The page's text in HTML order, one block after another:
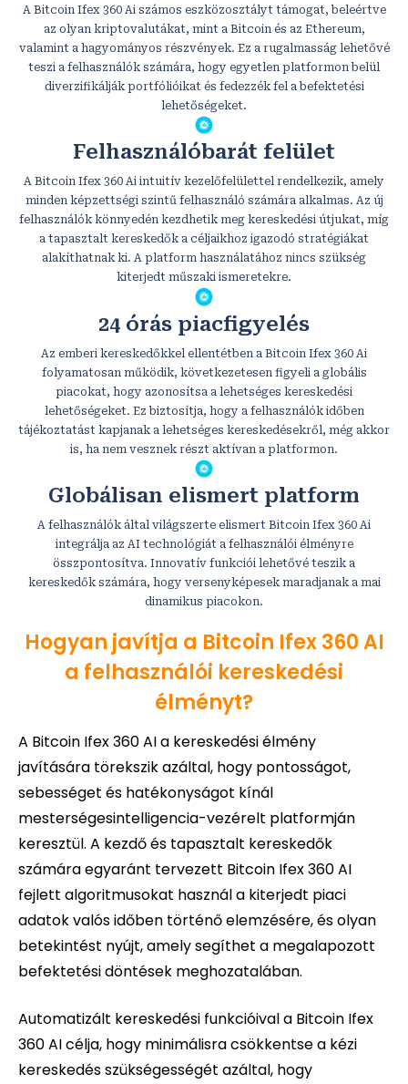
A Bitcoin Ifex 360 Ai számos eszközosztályt támogat, beleértve
az olyan kriptovalutákat, mint a Bitcoin és az Ethereum,
valamint a hagyományos részvények. Ez a rugalmasság lehetővé
teszi a felhasználók számára, hogy egyetlen platformon belül
diverzifikálják portfólióikat és fedezzék fel a befektetési
lehetőségeket.
Felhasználóbarát felület
A Bitcoin Ifex 360 Ai intuitív kezelőfelülettel rendelkezik, amely
minden képzettségi szintű felhasználó számára alkalmas. Az új
felhasználók könnyedén kezdhetik meg kereskedési útjukat, míg
a tapasztalt kereskedők a céljaikhoz igazodó stratégiákat
alakíthatnak ki. A platform használatához nincs szükség
kiterjedt műszaki ismeretekre.
24 órás piacfigyelés
Az emberi kereskedőkkel ellentétben a Bitcoin Ifex 360 Ai
folyamatosan működik, következetesen figyeli a globális
piacokat, hogy azonosítsa a lehetséges kereskedési
lehetőségeket. Ez biztosítja, hogy a felhasználók időben
tájékoztatást kapjanak a lehetséges kereskedésekről, még akkor
is, ha nem vesznek részt aktívan a platformon.
Globálisan elismert platform
A felhasználók által világszerte elismert Bitcoin Ifex 360 Ai
integrálja az AI technológiát a felhasználói élményre
összpontosítva. Innovatív funkciói lehetővé teszik a
kereskedők számára, hogy versenyképesek maradjanak a mai
dinamikus piacokon.
Hogyan javítja a Bitcoin Ifex 360 AI
a felhasználói kereskedési
élményt?
A Bitcoin Ifex 360 AI a kereskedési élmény
javítására törekszik azáltal, hogy pontosságot,
sebességet és hatékonyságot kínál
mesterségesintelligencia-vezérelt platformján
keresztül. A kezdő és tapasztalt kereskedők
számára egyaránt tervezett Bitcoin Ifex 360 AI
fejlett algoritmusokat használ a kiterjedt piaci
adatok valós időben történő elemzésére, és olyan
betekintést nyújt, amely segíthet a megalapozott
befektetési döntések meghozatalában.
Automatizált kereskedési funkcióival a Bitcoin Ifex
360 AI célja, hogy minimálisra csökkentse a kézi
kereskedés szükségességét azáltal, hogy